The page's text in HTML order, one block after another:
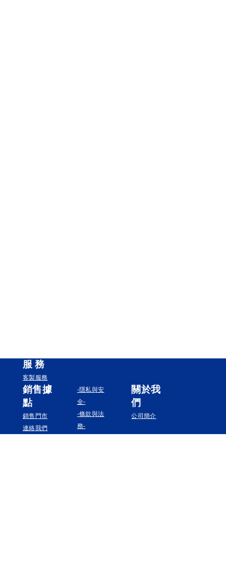
服 務
客製服務
銷售據
點
銷售門市
連絡我們
-隱私與安
全-
-條款與法
務-
關於我
們
公司簡介